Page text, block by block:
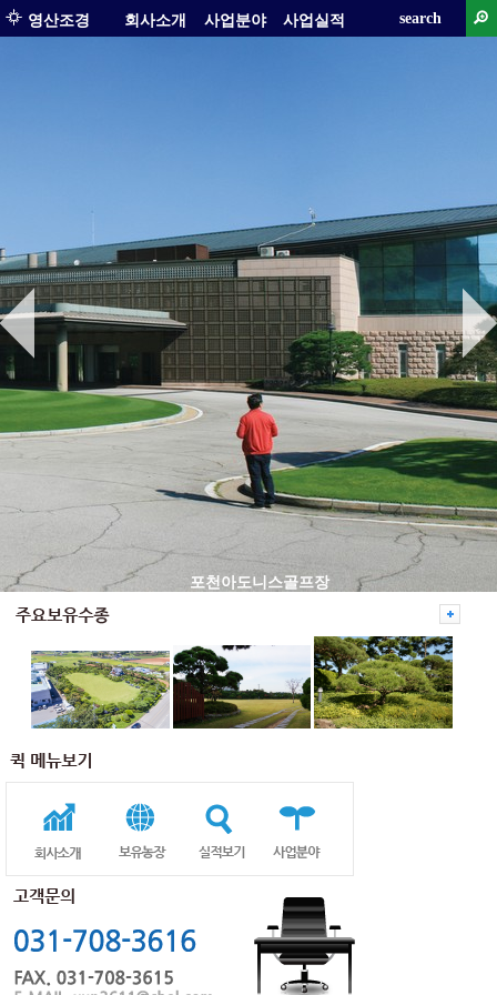
영산조경 회사소개 사업분야 사업실적 search
포천아도니스골프장